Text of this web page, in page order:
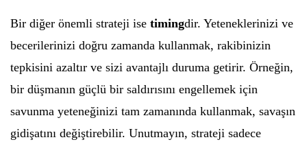
Bir diğer önemli strateji ise timingdir. Yeteneklerinizi ve
becerilerinizi doğru zamanda kullanmak, rakibinizin
tepkisini azaltır ve sizi avantajlı duruma getirir. Örneğin,
bir düşmanın güçlü bir saldırısını engellemek için
savunma yeteneğinizi tam zamanında kullanmak, savaşın
gidişatını değiştirebilir. Unutmayın, strateji sadece